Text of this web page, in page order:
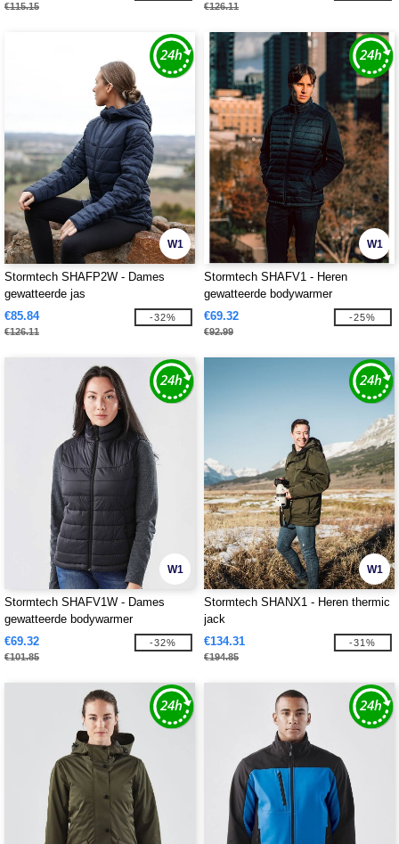
€115.15 €126.11
W1
Stormtech SHAFP2W - Dames
gewatteerde jas
€85.84
€126.11
-32%
W1
Stormtech SHAFV1 - Heren
gewatteerde bodywarmer
€69.32
€92.99
-25%
W1
Stormtech SHAFV1W - Dames
gewatteerde bodywarmer
€69.32
€101.85
-32%
W1
Stormtech SHANX1 - Heren thermic
jack
€134.31
€194.85
-31%